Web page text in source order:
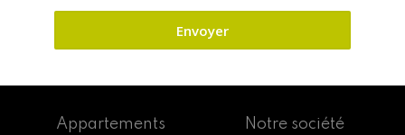
Appartements
Notre société